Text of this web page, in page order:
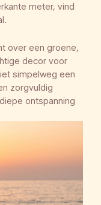
meter, vind
over een groene,
decor voor
simpelweg een
zorgvuldig
ontspanning